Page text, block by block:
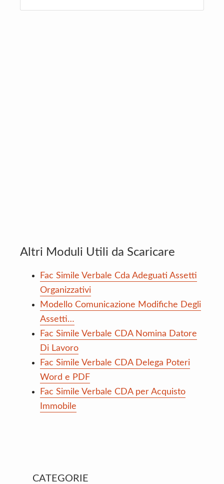
Altri Moduli Utili da Scaricare
Fac Simile Verbale Cda Adeguati Assetti
Organizzativi
Modello Comunicazione Modifiche Degli
Assetti…
Fac Simile Verbale CDA Nomina Datore
Di Lavoro
Fac Simile Verbale CDA Delega Poteri
Word e PDF
Fac Simile Verbale CDA per Acquisto
Immobile
Primary
CATEGORIE